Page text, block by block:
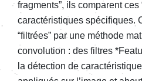
fragments”, ils comparent ces
caractéristiques spécifiques.
“filtrées” par une méthode
convolution : des filtres
la détection de